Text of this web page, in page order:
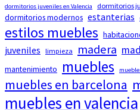
dormitorios juveniles en Valencia dormitorios
dormitorios modernos estanterias
estilos muebles
juveniles limpieza madera
mantenimiento muebles
muebles en barcelona
muebles en valencia